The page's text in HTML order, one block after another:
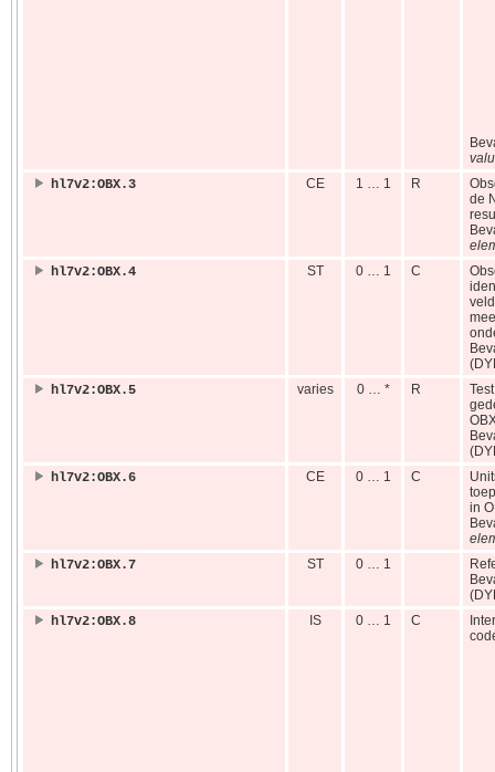
hl7v2:OBX.3
CE 1 … 1 R
de
hl7v2:OBX.4
ST 0 … 1 C
hl7v2:OBX.5
varies 0 … * R
hl7v2:OBX.6
CE 0 … 1 C
in
hl7v2:OBX.7
ST 0 … 1
hl7v2:OBX.8
IS 0 … 1 C